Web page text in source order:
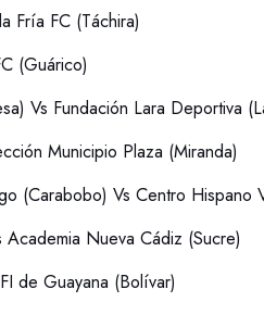
Fría FC (Táchira)
(Guárico)
Vs Fundación Lara Deportiva
Municipio Plaza (Miranda)
(Carabobo) Vs Centro Hispano
Nueva Cádiz (Sucre)
de Guayana (Bolívar)